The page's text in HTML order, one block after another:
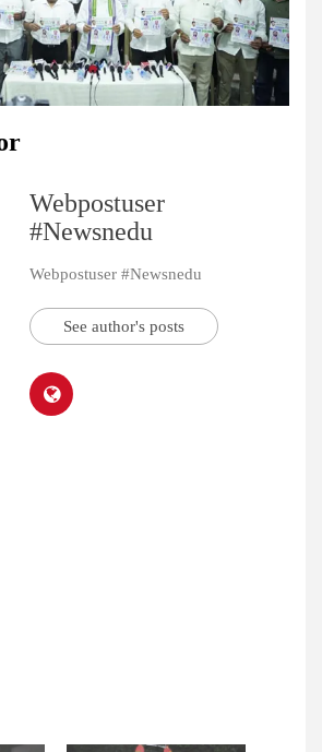
Webpostuser
#Newsnedu
Webpostuser #Newsnedu
See author's posts